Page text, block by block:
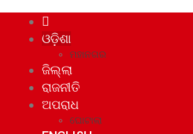
ଓଡ଼ିଶା
ମହାନଗର
ଜିଲ୍ଲା
ରାଜନୀତି
ଅପରାଧ
ଘୋଟାଲା